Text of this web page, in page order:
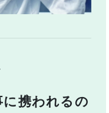
携われるの